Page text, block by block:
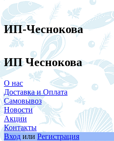
ИП-Чеснокова
ИП Чеснокова
О нас
Доставка и Оплата
Самовывоз
Новости
Акции
Контакты
Вход или Регистрация